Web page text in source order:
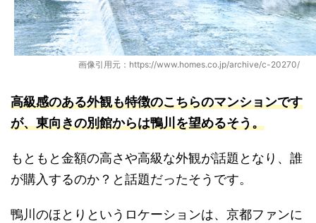
画像引用元：https://www.homes.co.jp/archive/c-20270/
高級感のある外観も特徴のこちらのマンションです
が、東向きの別館からは鴨川を望めるそう。
もともと金額の高さや高級な外観が話題となり、誰
が購入するのか？と話題だったそうです。
鴨川のほとりというロケーションは、京都ファンに